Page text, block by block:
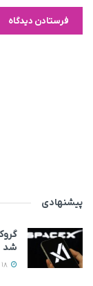
پیشنهادی
شد